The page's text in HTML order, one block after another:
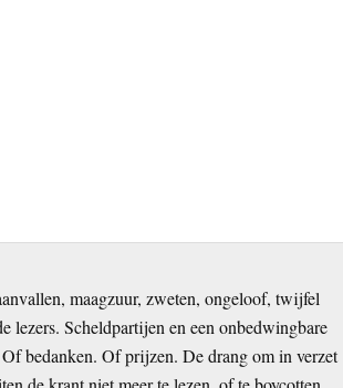
maagzuur, zweten, ongeloof, twijfel
lezers. Scheldpartijen en een onbedwingbare
bedanken. Of prijzen. De drang om in verzet